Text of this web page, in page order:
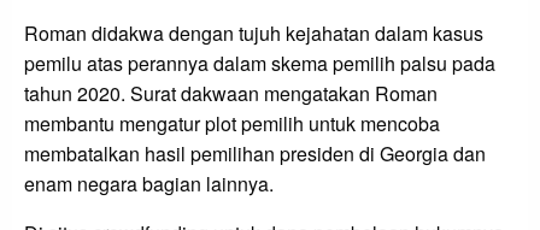
Roman didakwa dengan tujuh kejahatan dalam kasus
pemilu atas perannya dalam skema pemilih palsu pada
tahun 2020. Surat dakwaan mengatakan Roman
membantu mengatur plot pemilih untuk mencoba
membatalkan hasil pemilihan presiden di Georgia dan
enam negara bagian lainnya.